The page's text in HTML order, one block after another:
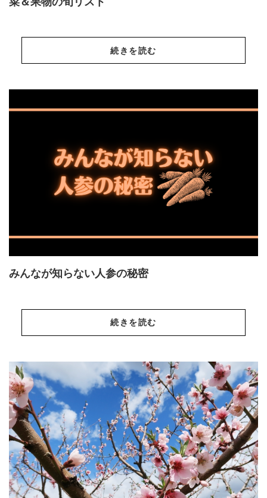
続きを読む
みんなが知らない人参の秘密
続きを読む